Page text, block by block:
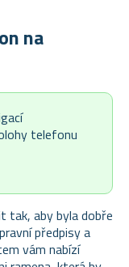
na
telefonu
tak, aby byla dobře
předpisy a
vám nabízí